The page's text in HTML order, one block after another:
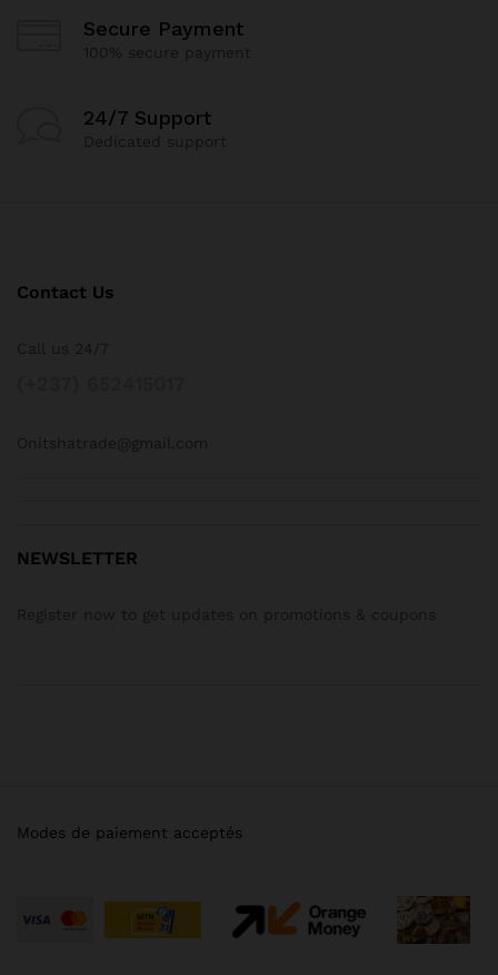
Secure Payment
24/7 Support
Contact Us
NEWSLETTER
Modes de paiement acceptés